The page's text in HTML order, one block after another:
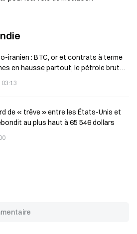
iranien : BTC, or et contrats à terme
en hausse partout, le pétrole brut
03:13
de « trêve » entre les États-Unis et
au plus haut à 65 546 dollars